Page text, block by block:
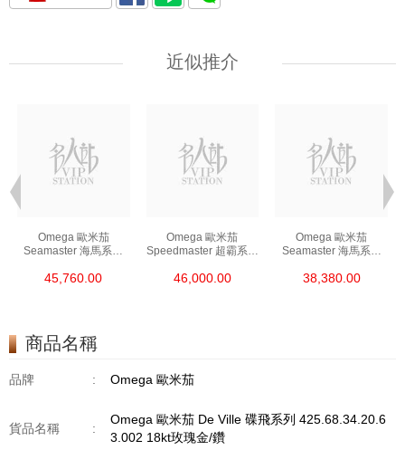
近似推介
Omega 歐米茄
Seamaster 海馬系列
精鋼 Nekton Edition
45,760.00
Omega 歐米茄
Speedmaster 超霸系列
精鋼 專業月球錶
46,000.00
Omega 歐米茄
Seamaster 海馬系列
精鋼
38,380.00
商品名稱
品牌 : Omega 歐米茄
貨品名稱 :
Omega 歐米茄 De Ville 碟飛系列 425.68.34.20.6
3.002 18kt玫瑰金/鑽